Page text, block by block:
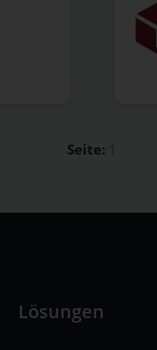
Seite: 1
Lösungen